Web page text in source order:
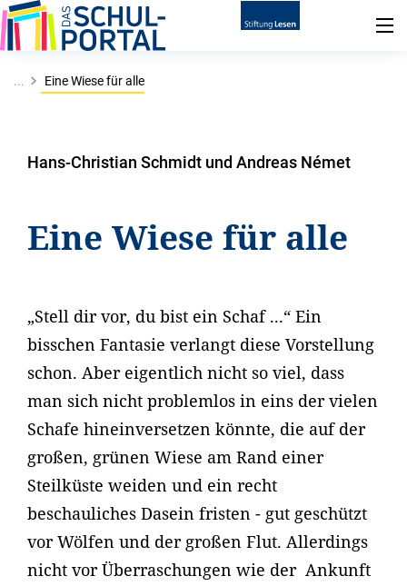
... Eine Wiese für alle
Hans-Christian Schmidt und Andreas Német
Eine Wiese für alle
„Stell dir vor, du bist ein Schaf ...“ Ein
bisschen Fantasie verlangt diese Vorstellung
schon. Aber eigentlich nicht so viel, dass
man sich nicht problemlos in eins der vielen
Schafe hineinversetzen könnte, die auf der
großen, grünen Wiese am Rand einer
Steilküste weiden und ein recht
beschauliches Dasein fristen - gut geschützt
vor Wölfen und der großen Flut. Allerdings
nicht vor Überraschungen wie der Ankunft